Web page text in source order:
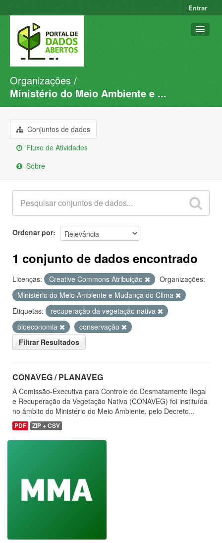
Entrar
Conjuntos de dados
Organizações
Sobre
Organizações
Ministério do Meio Ambiente e ...
Conjuntos de dados
Fluxo de Atividades
Sobre
Ordenar por
1 conjunto de dados encontrado
Licenças: Creative Commons Atribuição
Organizações:
Ministério do Meio Ambiente e Mudança do Clima
Etiquetas:
recuperação da vegetação nativa
bioeconomia
conservação
Filtrar Resultados
CONAVEG / PLANAVEG
A Comissão-Executiva para Controle do Desmatamento Ilegal
e Recuperação da Vegetação Nativa (CONAVEG) foi instituída
no âmbito do Ministério do Meio Ambiente, pelo Decreto...
PDF ZIP + CSV